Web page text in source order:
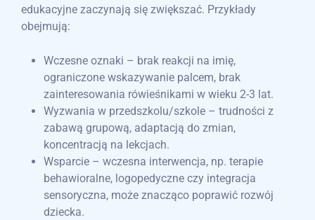
edukacyjne zaczynają się zwiększać. Przykłady
obejmują:
Wczesne oznaki – brak reakcji na imię,
ograniczone wskazywanie palcem, brak
zainteresowania rówieśnikami w wieku 2-3 lat.
Wyzwania w przedszkolu/szkole – trudności z
zabawą grupową, adaptacją do zmian,
koncentracją na lekcjach.
Wsparcie – wczesna interwencja, np. terapie
behawioralne, logopedyczne czy integracja
sensoryczna, może znacząco poprawić rozwój
dziecka.